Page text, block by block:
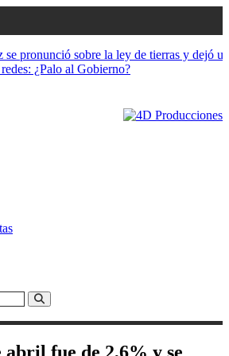
pronunció sobre la ley de tierras y dejó un
¿Palo al Gobierno?